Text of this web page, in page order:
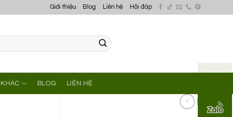
Giới thiệu Blog Liên hệ Hỏi đáp
BLOG LIÊN HỆ